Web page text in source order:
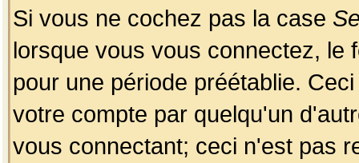
Si vous ne cochez pas la case
lorsque vous vous connectez, le
pour une période préétablie.
votre compte par quelqu'un
vous connectant; ceci n'est pas